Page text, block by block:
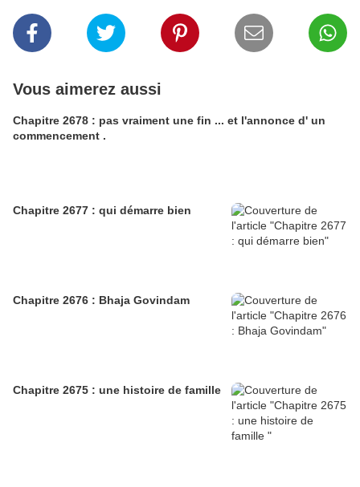
Vous aimerez aussi
Chapitre 2678 : pas vraiment une fin ... et l'annonce d' un
commencement .
Chapitre 2677 : qui démarre bien
Chapitre 2676 : Bhaja Govindam
Chapitre 2675 : une histoire de famille